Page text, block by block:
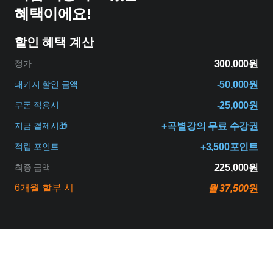
혜택이에요!
할인 혜택 계산
정가 300,000원
패키지 할인 금액 -50,000원
쿠폰 적용시 -25,000원
지금 결제시🎁 +곡별강의 무료 수강권
적립 포인트 +3,500포인트
최종 금액
225,000원
6개월 할부 시
월 37,500원